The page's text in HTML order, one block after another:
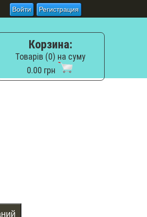
Войти Регистрация
Корзина:
Товарів (0) на суму
0.00 грн